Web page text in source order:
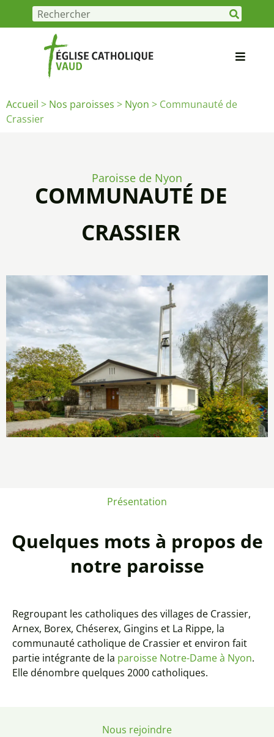
Accueil > Nos paroisses > Nyon > Communauté de
Crassier
Paroisse de Nyon
COMMUNAUTÉ DE
CRASSIER
Présentation
Quelques mots à propos de
notre paroisse
Regroupant les catholiques des villages de Crassier,
Arnex, Borex, Chéserex, Gingins et La Rippe, la
communauté catholique de Crassier et environ fait
partie intégrante de la paroisse Notre-Dame à Nyon.
Elle dénombre quelques 2000 catholiques.
Nous rejoindre